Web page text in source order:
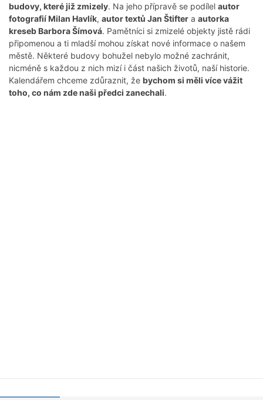
budovy, které již zmizely. Na jeho přípravě se podílel autor
fotografií Milan Havlík, autor textů Jan Štifter a autorka
kreseb Barbora Šímová. Pamětníci si zmizelé objekty jistě rádi
připomenou a ti mladší mohou získat nové informace o našem
městě. Některé budovy bohužel nebylo možné zachránit,
nicméně s každou z nich mizí i část našich životů, naší historie.
Kalendářem chceme zdůraznit, že bychom si měli více vážit
toho, co nám zde naši předci zanechali.